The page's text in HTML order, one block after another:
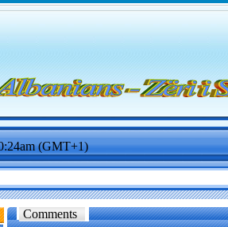
(GMT+1)
Comments